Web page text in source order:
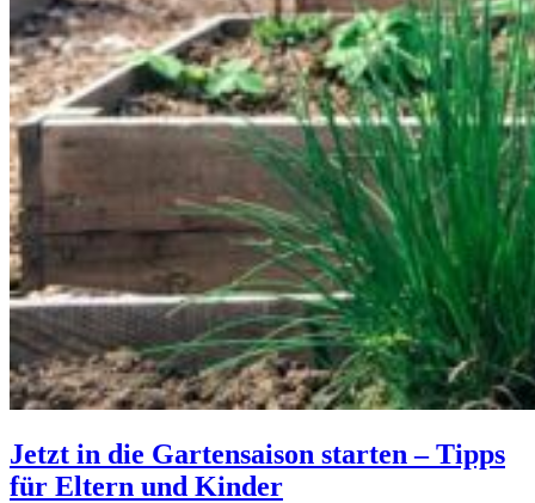
Jetzt in die Gartensaison starten – Tipps
für Eltern und Kinder